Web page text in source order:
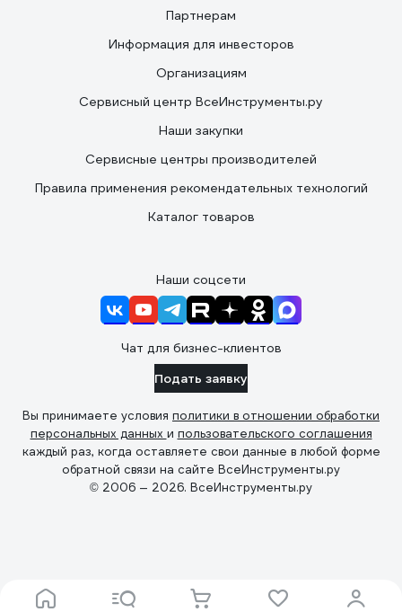
Партнерам
Информация для инвесторов
Организациям
Сервисный центр ВсеИнструменты.ру
Наши закупки
Сервисные центры производителей
Правила применения рекомендательных технологий
Каталог товаров
Наши соцсети
Чат для бизнес-клиентов
Подать заявку
Вы принимаете условия политики в отношении обработки
персональных данных и пользовательского соглашения
каждый раз, когда оставляете свои данные в любой форме
обратной связи на сайте ВсеИнструменты.ру
© 2006 — 2026. ВсеИнструменты.ру